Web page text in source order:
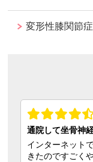
変形性膝関節症